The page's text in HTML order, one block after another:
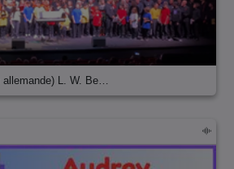
allemande) L. W. Be…